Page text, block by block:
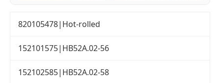
820105478|Hot-rolled
152101575|HB52A.02-56
152102585|HB52A.02-58